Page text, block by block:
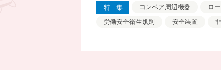
特集 コンベア周辺機器
ロ
労働安全衛生規則
安全装置